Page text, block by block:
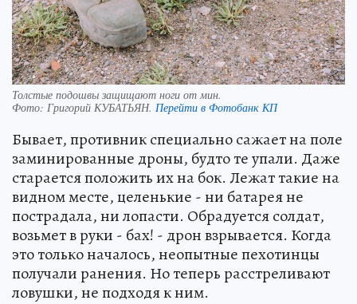
Толстые подошвы защищают ноги от мин.
Фото: Григорий КУБАТЬЯН. Перейти в Фотобанк КП
Бывает, противник специально сажает на поле
заминированные дроны, будто те упали. Даже
старается положить их на бок. Лежат такие на
видном месте, целенькие - ни батарея не
пострадала, ни лопасти. Обрадуется солдат,
возьмет в руки - бах! - дрон взрывается. Когда
это только началось, неопытные пехотинцы
получали ранения. Но теперь расстреливают
ловушки, не подходя к ним.